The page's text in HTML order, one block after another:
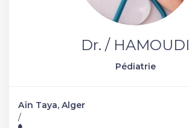
Dr. / HAMOUDI
Pédiatrie
Aïn Taya, Alger
/